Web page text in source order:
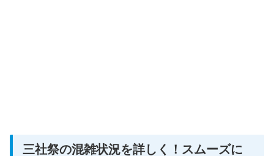
三社祭の混雑状況を詳しく！スムーズに